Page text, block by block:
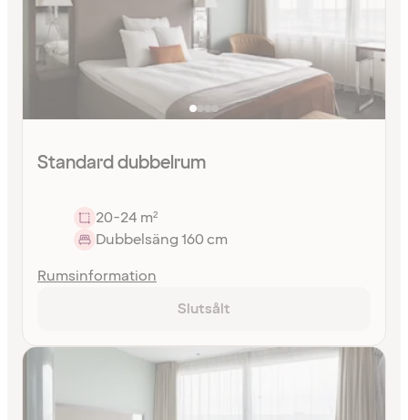
Standard dubbelrum
20-24 m²
Dubbelsäng 160 cm
Rumsinformation
Slutsålt